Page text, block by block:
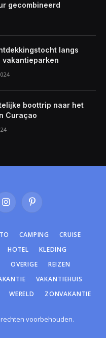
gecombineerd
langs
vakantieparken
boottrip naar het
Curaçao
InstagramPinterest
CAMPING
CRUISE
HOTEL
KLEDING
OVERIGE
REIZEN
VAKANTIEHUIS
WERELD ZONVAKANTIE
voorbehouden.